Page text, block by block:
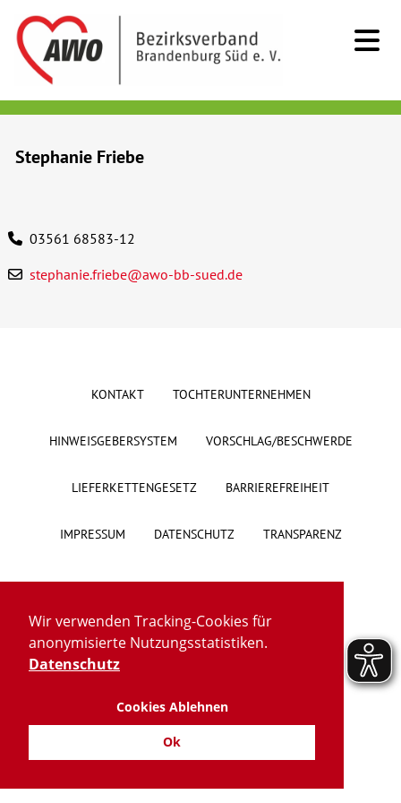
Wir verwenden Tracking-Cookies für
anonymisierte Nutzungsstatistiken.
Datenschutz
Cookies Ablehnen
Ok
Beratung & Hilfe
Über uns
Veranstaltungen
Spenden
Mitmachen
Karriere
Suche
Stephanie Friebe
03561 68583-12
stephanie.friebe@awo-bb-sued.de
KONTAKT TOCHTERUNTERNEHMEN
HINWEISGEBERSYSTEM VORSCHLAG/BESCHWERDE
LIEFERKETTENGESETZ BARRIEREFREIHEIT
IMPRESSUM DATENSCHUTZ TRANSPARENZ